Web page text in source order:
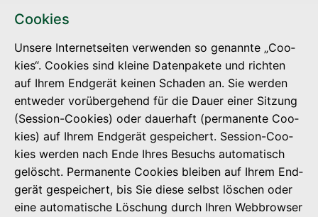
Coo­kies
Unse­re Inter­net­sei­ten ver­wen­den so genann­te „Coo­
kies“. Coo­kies sind klei­ne Daten­pa­ke­te und rich­ten
auf Ihrem End­ge­rät kei­nen Scha­den an. Sie wer­den
ent­we­der vor­über­ge­hend für die Dau­er einer Sit­zung
(Ses­si­on-Coo­kies) oder dau­er­haft (per­ma­nen­te Coo­
kies) auf Ihrem End­ge­rät gespei­chert. Ses­si­on-Coo­
kies wer­den nach Ende Ihres Besuchs auto­ma­tisch
gelöscht. Per­ma­nen­te Coo­kies blei­ben auf Ihrem End­
ge­rät gespei­chert, bis Sie die­se selbst löschen oder
eine auto­ma­ti­sche Löschung durch Ihren Web­brow­ser